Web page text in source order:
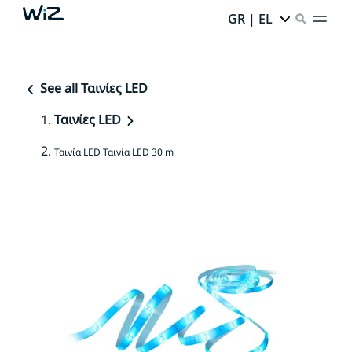
GR | EL
See all Ταινίες LED
Ταινίες LED
Ταινία LED Ταινία LED 30 m